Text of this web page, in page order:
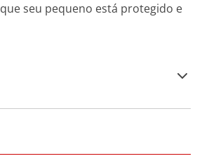
seu pequeno está protegido e